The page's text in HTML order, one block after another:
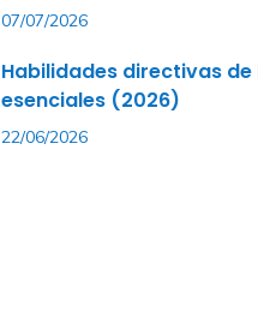
07/07/2026
Habilidades directivas
esenciales (2026)
22/06/2026